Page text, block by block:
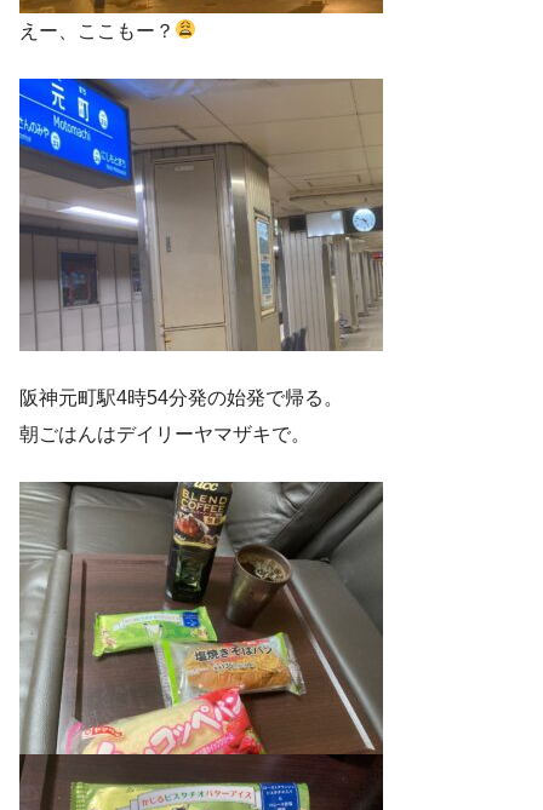
えー、ここもー？
阪神元町駅4時54分発の始発で帰る。
朝ごはんはデイリーヤマザキで。